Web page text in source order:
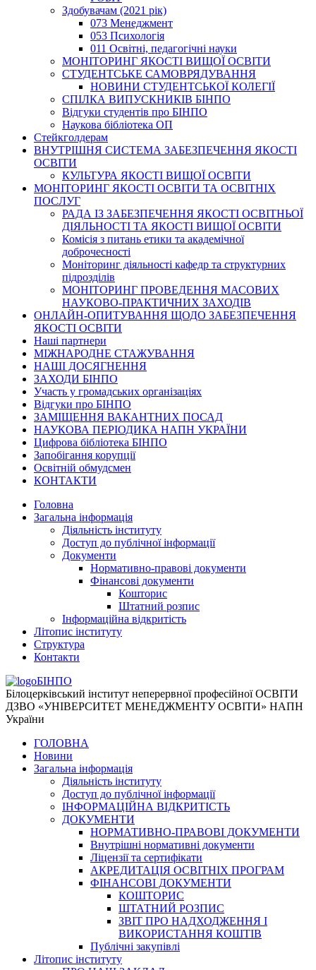
Здобувачам (2021 рік)
073 Менеджмент
053 Психологія
011 Освітні, педагогічні науки
МОНІТОРИНГ ЯКОСТІ ВИЩОЇ ОСВІТИ
СТУДЕНТСЬКЕ САМОВРЯДУВАННЯ
НОВИНИ СТУДЕНТСЬКОЇ КОЛЕГІЇ
СПІЛКА ВИПУСКНИКІВ БІНПО
Відгуки студентів про БІНПО
Наукова бібліотека ОП
Стейкголдерам
ВНУТРІШНЯ СИСТЕМА ЗАБЕЗПЕЧЕННЯ ЯКОСТІ
ОСВІТИ
КУЛЬТУРА ЯКОСТІ ВИЩОЇ ОСВІТИ
МОНІТОРИНГ ЯКОСТІ ОСВІТИ ТА ОСВІТНІХ
ПОСЛУГ
РАДА ІЗ ЗАБЕЗПЕЧЕННЯ ЯКОСТІ ОСВІТНЬОЇ
ДІЯЛЬНОСТІ ТА ЯКОСТІ ВИЩОЇ ОСВІТИ
Комісія з питань етики та академічної
доброчесності
Моніторинг діяльності кафедр та структурних
підрозділів
МОНІТОРИНГ ПРОВЕДЕННЯ МАСОВИХ
НАУКОВО-ПРАКТИЧНИХ ЗАХОДІВ
ОНЛАЙН-ОПИТУВАННЯ ЩОДО ЗАБЕЗПЕЧЕННЯ
ЯКОСТІ ОСВІТИ
Наші партнери
МІЖНАРОДНЕ СТАЖУВАННЯ
НАШІ ДОСЯГНЕННЯ
ЗАХОДИ БІНПО
Участь у громадських організаціях
Відгуки про БІНПО
ЗАМІЩЕННЯ ВАКАНТНИХ ПОСАД
НАУКОВА ПЕРІОДИКА НАПН УКРАЇНИ
Цифрова бібліотека БІНПО
Запобігання корупції
Освітній обмудсмен
КОНТАКТИ
Головна
Загальна інформація
Діяльність інституту
Доступ до публічної інформації
Документи
Нормативно-правові документи
Фінансові документи
Кошторис
Штатний розпис
Інформаційна відкритість
Літопис інституту
Структура
Контакти
БІНПО
Білоцерківський інститут неперервної професійної ОСВІТИ
ДЗВО «УНІВЕРСИТЕТ МЕНЕДЖМЕНТУ ОСВІТИ» НАПН
України
ГОЛОВНА
Новини
Загальна інформація
Діяльність інституту
Доступ до публічної інформації
ІНФОРМАЦІЙНА ВІДКРИТІСТЬ
ДОКУМЕНТИ
НОРМАТИВНО-ПРАВОВІ ДОКУМЕНТИ
Внутрішні нормативні документи
Ліцензії та сертифікати
АКРЕДИТАЦІЯ ОСВІТНІХ ПРОГРАМ
ФІНАНСОВІ ДОКУМЕНТИ
КОШТОРИС
ШТАТНИЙ РОЗПИС
ЗВІТ ПРО НАДХОДЖЕННЯ І
ВИКОРИСТАННЯ КОШТІВ
Публічні закупівлі
Літопис інституту